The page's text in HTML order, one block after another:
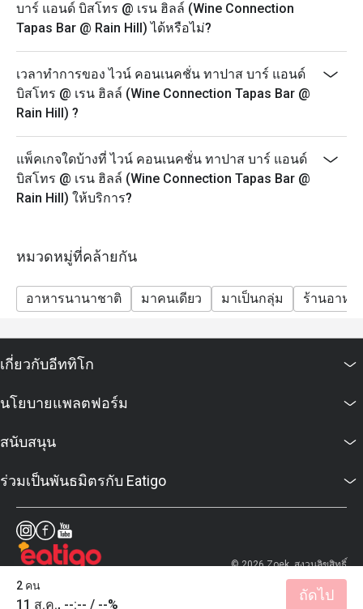
เมนูรวมภาษีมูลค่าเพิ่ม 7% แล้ว แต่ยังไม่รวมค่าบริการ
10%
- กรุณาไปตรงตามเวลาเพื่อให้ได้รับสิทธิ์ที่นั่งและส่วนลด
ตามที่จอง ทั้งนี้หากท่านมาถึงหลัง 30 นาทีของเวลาที่
ท่านจองไว้ ทางร้านจะไม่สามารถรับการจองได้
- ส่วนลดสามารถใช้ได้กับการรับประทานที่ร้านอาหาร
เท่านั้น ไม่สามารถใช้ส่วนลดในการสั่งกลับบ้านได้
- หากมีการจองเป็นจำนวนมากในเย็นวันศุกร์และเสาร์
ท่านอาจต้องรอการจัดที่นั่งประมาณ 2-3 นาที
- ลูกค้าสามารถสั่งอาหารได้ภายในเวลา 1 ชั่วโมงของ
เกิน 2 ชั่วโมง หลังเวลาที่จองไว้เท่านั้น
บาร์ แอนด์ บิสโทร @ เรน ฮิลล์ (Wine Connection
Tapas Bar @ Rain Hill) ได้หรือไม่?
เวลาทำการของ ไวน์ คอนเนคชั่น ทาปาส บาร์ แอนด์
บิสโทร @ เรน ฮิลล์ (Wine Connection Tapas Bar @
Rain Hill) ?
แพ็คเกจใดบ้างที่ ไวน์ คอนเนคชั่น ทาปาส บาร์ แอนด์
บิสโทร @ เรน ฮิลล์ (Wine Connection Tapas Bar @
Rain Hill) ให้บริการ?
หมวดหมู่ที่คล้ายกัน
อาหารนานาชาติ มาคนเดียว มาเป็นกลุ่ม ร้านอาหา
2 คน
11 ส.ค., --:-- / --%
ถัดไป
เกี่ยวกับอีททิโก
นโยบายแพลตฟอร์ม
สนับสนุน
ร่วมเป็นพันธมิตรกับ Eatigo
© 2026 Zoek. สงวนลิขสิทธิ์